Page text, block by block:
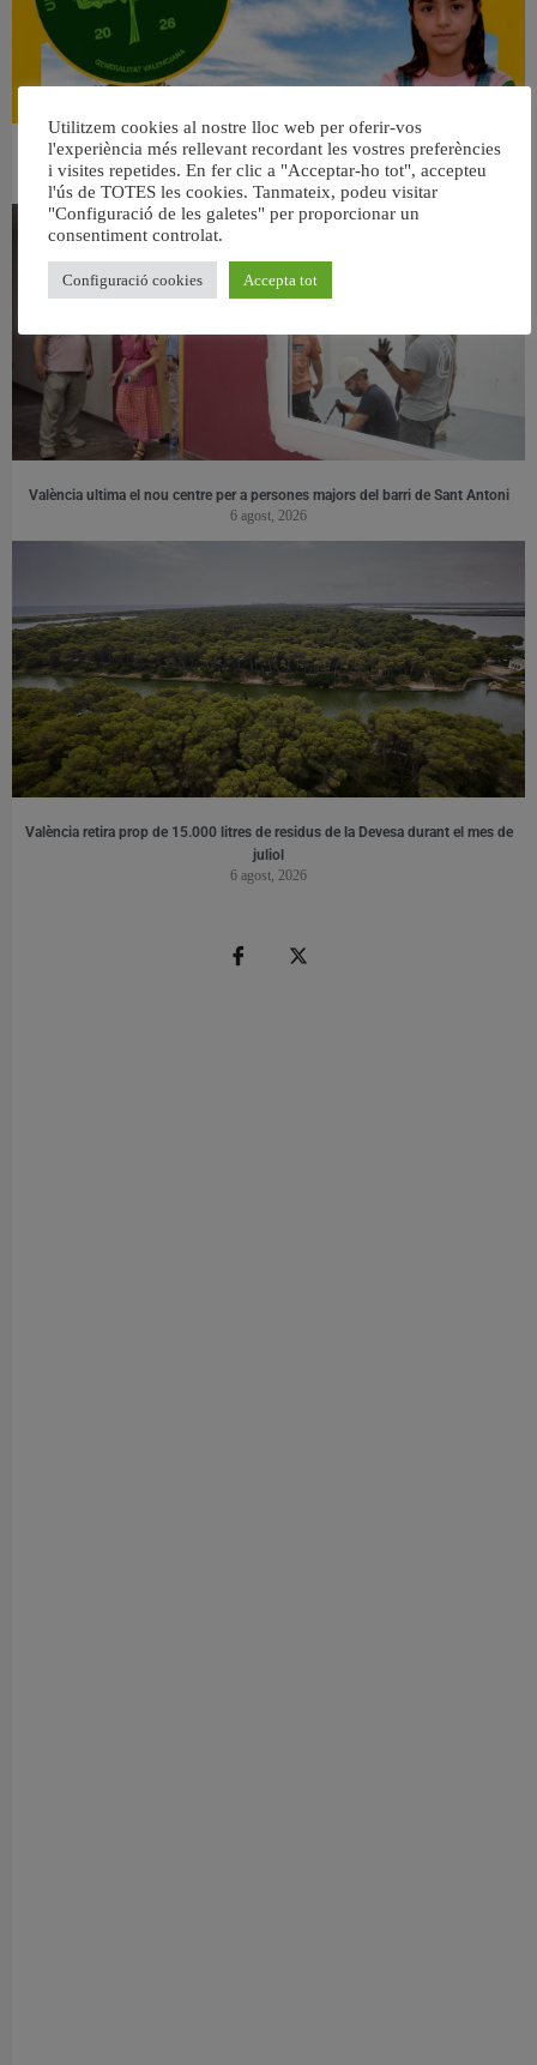
👀 Una mirada atenta puede marcar la diferencia.
31 juliol, 2026
València ultima el nou centre per a persones majors del barri de Sant Antoni
6 agost, 2026
València retira prop de 15.000 litres de residus de la Devesa durant el mes de
juliol
6 agost, 2026
Utilitzem cookies al nostre lloc web per oferir-vos
l'experiència més rellevant recordant les vostres preferències
i visites repetides. En fer clic a "Acceptar-ho tot", accepteu
l'ús de TOTES les cookies. Tanmateix, podeu visitar
"Configuració de les galetes" per proporcionar un
consentiment controlat.
Configuració cookies Accepta tot